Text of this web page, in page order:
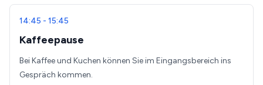
14:45 - 15:45
Kaffeepause
Bei Kaffee und Kuchen können Sie im Eingangsbereich ins
Gespräch kommen.